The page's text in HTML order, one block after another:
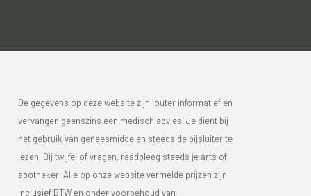
De gegevens op deze website zijn louter informatief en
vervangen geenszins een medisch advies. Je dient bij
het gebruik van geneesmiddelen steeds de bijsluiter te
lezen. Bij twijfel of vragen, raadpleeg steeds je arts of
apotheker. Alle op onze website vermelde prijzen zijn
inclusief BTW en onder voorbehoud van